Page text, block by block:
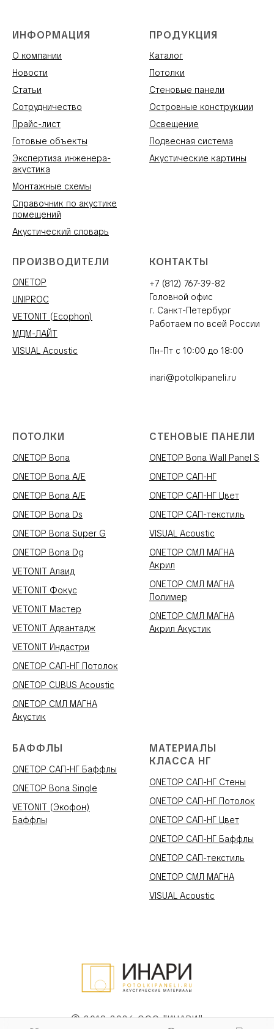
ИНФОРМАЦИЯ
О компании
Новости
Статьи
Сотрудничество
Прайс-лист
Готовые объекты
Экспертиза инженера-
акустика
Монтажные схемы
Справочник по акустике
помещений
Акустический словарь
ПРОДУКЦИЯ
Каталог
Потолки
Стеновые панели
Островные конструкции
Освещение
Подвесная система
Акустические картины
ПРОИЗВОДИТЕЛИ
ONETOP
UNIPROC
VETONIT (Ecophon)
МДМ-ЛАЙТ
VISUAL Acoustic
КОНТАКТЫ
+7 (812) 767-39-82
Головной офис
г. Санкт-Петербург
Работаем по всей России
Пн-Пт с 10:00 до 18:00
inari@potolkipaneli.ru
ПОТОЛКИ
ONETOP Bona
ONETOP Bona A/E
ONETOP Bona A/E
ONETOP Bona Ds
ONETOP Bona Super G
ONETOP Bona Dg
VETONIT Алаид
VETONIT Фокус
VETONIT Мастер
VETONIT Адвантадж
VETONIT Индастри
ONETOP САП-НГ Потолок
ONETOP CUBUS Acoustic
ONETOP СМЛ МАГНА
Акустик
СТЕНОВЫЕ ПАНЕЛИ
ONETOP Bona Wall Panel S
ONETOP САП-НГ
ONETOP САП-НГ Цвет
ONETOP САП-текстиль
VISUAL Acoustic
ONETOP СМЛ МАГНА
Акрил
ONETOP СМЛ МАГНА
Полимер
ONETOP СМЛ МАГНА
Акрил Акустик
БАФФЛЫ
ONETOP САП-НГ Баффлы
ONETOP Bona Single
VETONIT (Экофон)
Баффлы
МАТЕРИАЛЫ
КЛАССА НГ
ONETOP САП-НГ Стены
ONETOP САП-НГ Потолок
ONETOP САП-НГ Цвет
ONETOP САП-НГ Баффлы
ONETOP САП-текстиль
ONETOP СМЛ МАГНА
VISUAL Acoustic
© 2019-2026 ООО "ИНАРИ"